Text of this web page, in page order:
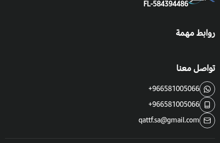
FL-584394486
روابط مهمة
تواصل معنا
+966581005066
+966581005066
qattf.sa@gmail.com